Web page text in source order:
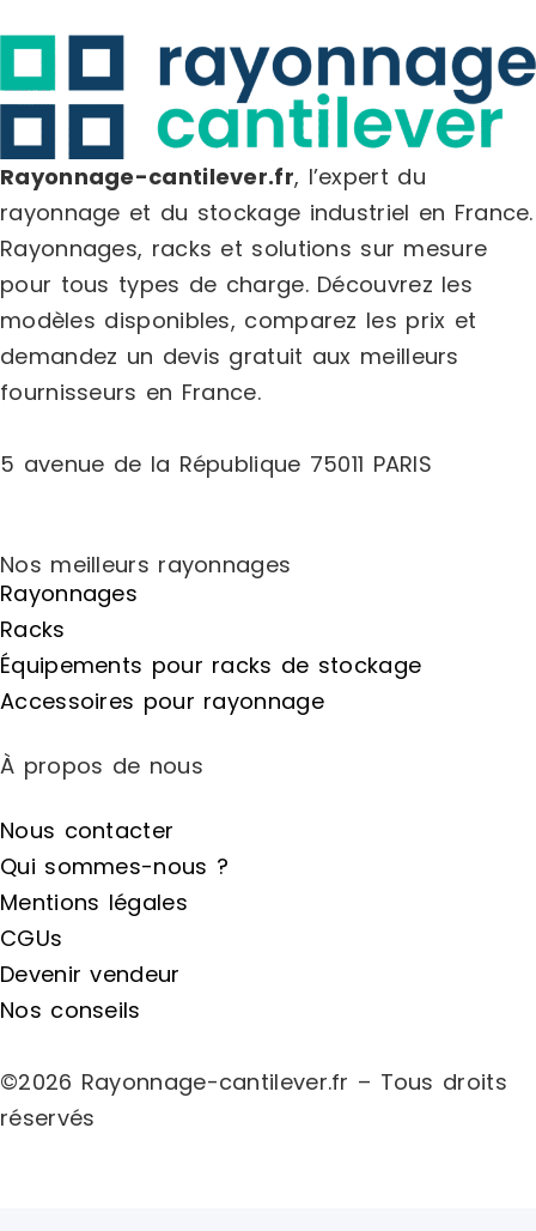
mm et profondeur 500 mm6
recouvrements Isobois (en cas de
rayonnage Flip) longueur 1.500 mm et
profondeur 500 mmColoris standards
:Poteaux bleuTablette gris
perleHauteurs : 1000 mm, 1250 mm, 1500
mm, 1750 mm, 2000 mm, 2250 mm,
2500 mm, 2750 mm, 3000
mmLongueurs : 1000 mm, 1250 mm, 1500
mmProfondeurs : 366 mm, 500 mm, 700
mm
standard
perle
Rayonnage-cantilever.fr, l’expert du
rayonnage et du stockage industriel en France.
Rayonnages, racks et solutions sur mesure
pour tous types de charge. Découvrez les
modèles disponibles, comparez les prix et
demandez un devis gratuit aux meilleurs
fournisseurs en France.
5 avenue de la République 75011 PARIS
Nos meilleurs rayonnages
Rayonnages
Racks
Équipements pour racks de stockage
Accessoires pour rayonnage
À propos de nous
Nous contacter
Qui sommes-nous ?
Mentions légales
CGUs
Devenir vendeur
Nos conseils
©2026 Rayonnage-cantilever.fr – Tous droits
réservés